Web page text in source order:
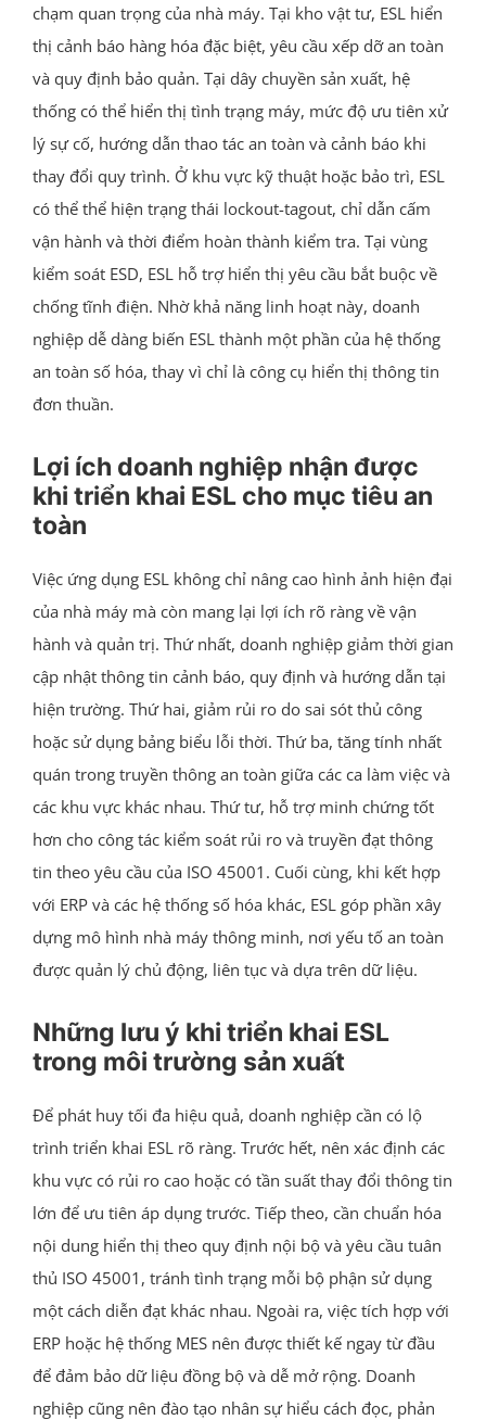
chạm quan trọng của nhà máy. Tại kho vật tư, ESL hiển
thị cảnh báo hàng hóa đặc biệt, yêu cầu xếp dỡ an toàn
và quy định bảo quản. Tại dây chuyền sản xuất, hệ
thống có thể hiển thị tình trạng máy, mức độ ưu tiên xử
lý sự cố, hướng dẫn thao tác an toàn và cảnh báo khi
thay đổi quy trình. Ở khu vực kỹ thuật hoặc bảo trì, ESL
có thể thể hiện trạng thái lockout-tagout, chỉ dẫn cấm
vận hành và thời điểm hoàn thành kiểm tra. Tại vùng
kiểm soát ESD, ESL hỗ trợ hiển thị yêu cầu bắt buộc về
chống tĩnh điện. Nhờ khả năng linh hoạt này, doanh
nghiệp dễ dàng biến ESL thành một phần của hệ thống
an toàn số hóa, thay vì chỉ là công cụ hiển thị thông tin
đơn thuần.
Lợi ích doanh nghiệp nhận được
khi triển khai ESL cho mục tiêu an
toàn
Việc ứng dụng ESL không chỉ nâng cao hình ảnh hiện đại
của nhà máy mà còn mang lại lợi ích rõ ràng về vận
hành và quản trị. Thứ nhất, doanh nghiệp giảm thời gian
cập nhật thông tin cảnh báo, quy định và hướng dẫn tại
hiện trường. Thứ hai, giảm rủi ro do sai sót thủ công
hoặc sử dụng bảng biểu lỗi thời. Thứ ba, tăng tính nhất
quán trong truyền thông an toàn giữa các ca làm việc và
các khu vực khác nhau. Thứ tư, hỗ trợ minh chứng tốt
hơn cho công tác kiểm soát rủi ro và truyền đạt thông
tin theo yêu cầu của ISO 45001. Cuối cùng, khi kết hợp
với ERP và các hệ thống số hóa khác, ESL góp phần xây
dựng mô hình nhà máy thông minh, nơi yếu tố an toàn
được quản lý chủ động, liên tục và dựa trên dữ liệu.
Những lưu ý khi triển khai ESL
trong môi trường sản xuất
Để phát huy tối đa hiệu quả, doanh nghiệp cần có lộ
trình triển khai ESL rõ ràng. Trước hết, nên xác định các
khu vực có rủi ro cao hoặc có tần suất thay đổi thông tin
lớn để ưu tiên áp dụng trước. Tiếp theo, cần chuẩn hóa
nội dung hiển thị theo quy định nội bộ và yêu cầu tuân
thủ ISO 45001, tránh tình trạng mỗi bộ phận sử dụng
một cách diễn đạt khác nhau. Ngoài ra, việc tích hợp với
ERP hoặc hệ thống MES nên được thiết kế ngay từ đầu
để đảm bảo dữ liệu đồng bộ và dễ mở rộng. Doanh
nghiệp cũng nên đào tạo nhân sự hiểu cách đọc, phản